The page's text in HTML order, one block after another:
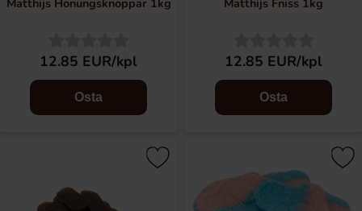
12.85 EUR/kpl
Osta
12.85 EUR/kpl
Osta